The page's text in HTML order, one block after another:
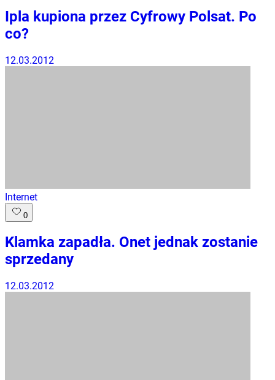
Ipla kupiona przez Cyfrowy Polsat. Po
co?
12.03.2012
Internet
0
Klamka zapadła. Onet jednak zostanie
sprzedany
12.03.2012